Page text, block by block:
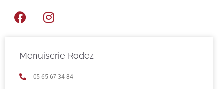
Menuiserie Rodez
05 65 67 34 84